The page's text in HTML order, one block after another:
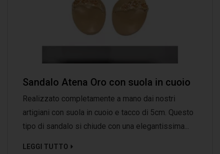
Sandalo Atena Oro con suola in cuoio
Realizzato completamente a mano dai nostri
artigiani con suola in cuoio e tacco di 5cm. Questo
tipo di sandalo si chiude con una elegantissima...
LEGGI TUTTO